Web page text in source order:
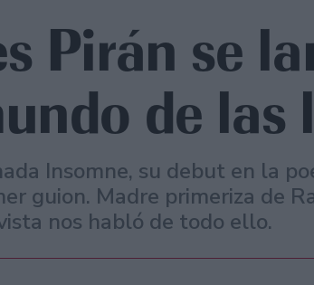
Pirán se
de las
Insomne, su debut en la
guion. Madre primeriza de
nos habló de todo ello.